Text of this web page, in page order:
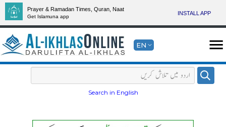
Prayer & Ramadan Times, Quran, Naat
Get Islamuna app
INSTALL APP
EN
Search in English